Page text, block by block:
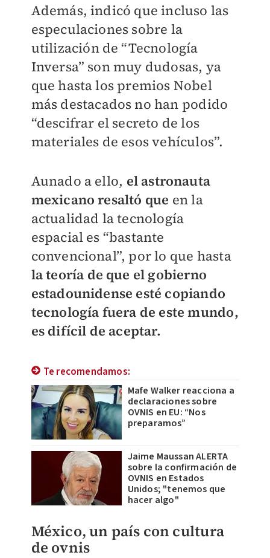
Además, indicó que incluso las
especulaciones sobre la
utilización de “Tecnología
Inversa” son muy dudosas, ya
que hasta los premios Nobel
más destacados no han podido
“descifrar el secreto de los
materiales de esos vehículos”.
Aunado a ello, el astronauta
mexicano resaltó que en la
actualidad la tecnología
espacial es “bastante
convencional”, por lo que hasta
la teoría de que el gobierno
estadounidense esté copiando
tecnología fuera de este mundo,
es difícil de aceptar.
Te recomendamos:
Mafe Walker reacciona a
declaraciones sobre
OVNIS en EU: “Nos
preparamos”
Jaime Maussan ALERTA
sobre la confirmación de
OVNIS en Estados
Unidos; "tenemos que
hacer algo"
México, un país con cultura
de ovnis